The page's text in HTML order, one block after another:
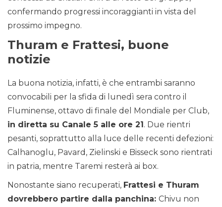
confermando progressi incoraggianti in vista del
prossimo impegno.
Thuram e Frattesi, buone
notizie
La buona notizia, infatti, è che entrambi saranno
convocabili per la sfida di lunedì sera contro il
Fluminense, ottavo di finale del Mondiale per Club,
in diretta su Canale 5 alle ore 21. Due rientri
pesanti, soprattutto alla luce delle recenti defezioni:
Calhanoglu, Pavard, Zielinski e Bisseck sono rientrati
in patria, mentre Taremi resterà ai box.
Nonostante siano recuperati, Frattesi e Thuram
dovrebbero partire dalla panchina: Chivu non